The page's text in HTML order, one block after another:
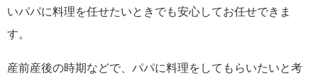
いパパに料理を任せたいときでも安心してお任せできま
す。
産前産後の時期などで、パパに料理をしてもらいたいと考